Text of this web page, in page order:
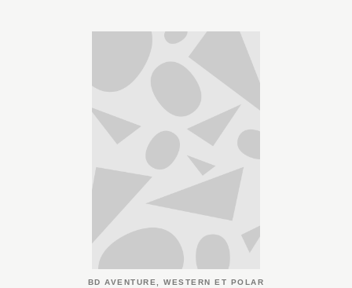
BD AVENTURE, WESTERN ET POLAR